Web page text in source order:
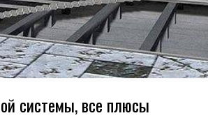
системы, все плюсы